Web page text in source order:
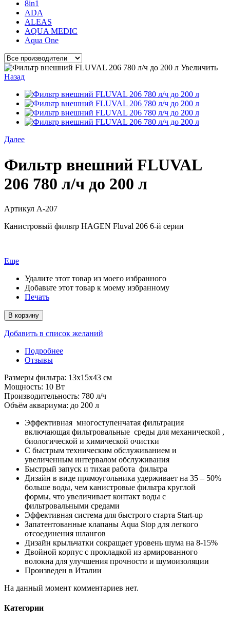
8in1
ADA
ALEAS
AQUA MEDIC
Aqua One
Увеличить
Назад
Далее
Фильтр внешний FLUVAL
206 780 л/ч до 200 л
Артикул A-207
Канистровый фильтр HAGEN Fluval 206 6-й серии
Еще
Удалите этот товар из моего избранного
Добавьте этот товар к моему избранному
Печать
В корзину
Добавить в список желаний
Подробнее
Отзывы
Размеры фильтра: 13х15х43 см
Мощность: 10 Вт
Производительность: 780 л/ч
Объём аквариума: до 200 л
Эффективная многоступенчатая фильтрация
включающая фильтровальные среды для механической ,
биологической и химической очистки
С быстрым техническим обслуживанием и
увеличенным интервалом обслуживания
Быстрый запуск и тихая работа фильтра
Дизайн в виде прямоугольника удерживает на 35 – 50%
больше воды, чем канистровые фильтра круглой
формы, что увеличивает контакт воды с
фильтровальными средами
Эффективная система для быстрого старта Start-up
Запатентованные клапаны Aqua Stop для легкого
отсоединения шлангов
Дизайн крыльчатки сокращает уровень шума на 8-15%
Двойной корпус с прокладкой из армированного
волокна для улучшения прочности и шумоизоляции
Произведен в Италии
На данный момент комментариев нет.
Категории